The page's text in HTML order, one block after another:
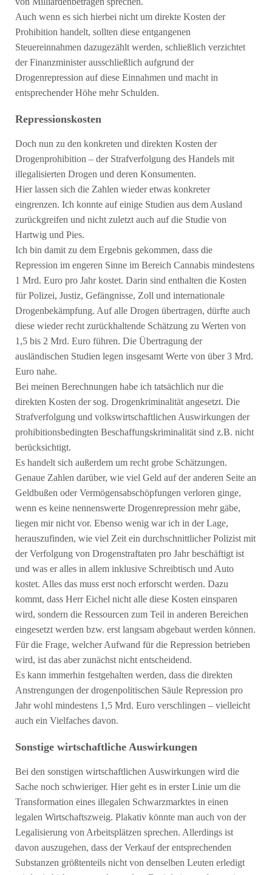
Auch wenn es sich hierbei nicht um direkte Kosten der
Prohibition handelt, sollten diese entgangenen
Steuereinnahmen dazugezählt werden, schließlich verzichtet
der Finanzminister ausschließlich aufgrund der
Drogenrepression auf diese Einnahmen und macht in
entsprechender Höhe mehr Schulden.
Repressionskosten
Doch nun zu den konkreten und direkten Kosten der
Drogenprohibition – der Strafverfolgung des Handels mit
illegalisierten Drogen und deren Konsumenten.
Hier lassen sich die Zahlen wieder etwas konkreter
eingrenzen. Ich konnte auf einige Studien aus dem Ausland
zurückgreifen und nicht zuletzt auch auf die Studie von
Hartwig und Pies.
Ich bin damit zu dem Ergebnis gekommen, dass die
Repression im engeren Sinne im Bereich Cannabis mindestens
1 Mrd. Euro pro Jahr kostet. Darin sind enthalten die Kosten
für Polizei, Justiz, Gefängnisse, Zoll und internationale
Drogenbekämpfung. Auf alle Drogen übertragen, dürfte auch
diese wieder recht zurückhaltende Schätzung zu Werten von
1,5 bis 2 Mrd. Euro führen. Die Übertragung der
ausländischen Studien legen insgesamt Werte von über 3 Mrd.
Euro nahe.
Bei meinen Berechnungen habe ich tatsächlich nur die
direkten Kosten der sog. Drogenkriminalität angesetzt. Die
Strafverfolgung und volkswirtschaftlichen Auswirkungen der
prohibitionsbedingten Beschaffungskriminalität sind z.B. nicht
berücksichtigt.
Es handelt sich außerdem um recht grobe Schätzungen.
Genaue Zahlen darüber, wie viel Geld auf der anderen Seite an
Geldbußen oder Vermögensabschöpfungen verloren ginge,
wenn es keine nennenswerte Drogenrepression mehr gäbe,
liegen mir nicht vor. Ebenso wenig war ich in der Lage,
herauszufinden, wie viel Zeit ein durchschnittlicher Polizist mit
der Verfolgung von Drogenstraftaten pro Jahr beschäftigt ist
und was er alles in allem inklusive Schreibtisch und Auto
kostet. Alles das muss erst noch erforscht werden. Dazu
kommt, dass Herr Eichel nicht alle diese Kosten einsparen
wird, sondern die Ressourcen zum Teil in anderen Bereichen
eingesetzt werden bzw. erst langsam abgebaut werden können.
Für die Frage, welcher Aufwand für die Repression betrieben
wird, ist das aber zunächst nicht entscheidend.
Es kann immerhin festgehalten werden, dass die direkten
Anstrengungen der drogenpolitischen Säule Repression pro
Jahr wohl mindestens 1,5 Mrd. Euro verschlingen – vielleicht
auch ein Vielfaches davon.
Sonstige wirtschaftliche Auswirkungen
Bei den sonstigen wirtschaftlichen Auswirkungen wird die
Sache noch schwieriger. Hier geht es in erster Linie um die
Transformation eines illegalen Schwarzmarktes in einen
legalen Wirtschaftszweig. Plakativ könnte man auch von der
Legalisierung von Arbeitsplätzen sprechen. Allerdings ist
davon auszugehen, dass der Verkauf der entsprechenden
Substanzen größtenteils nicht von denselben Leuten erledigt